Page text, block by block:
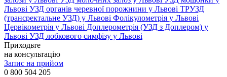
Львові УЗД органів черевної порожнини у Львові ТРУЗД
(трансректальне УЗД) у Львові Фолікулометрія у Львові
Цервікометрія у Львові Доплерометрія (УЗД з Доплером) у
Львові УЗД лобкового симфізу у Львові
Приходьте
на консультацію
Запис на прийом
0 800 504 205